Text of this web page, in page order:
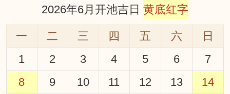
2026年6月开池吉日 黄底红字
一 二 三 四 五 六
日
1
2 3 4 5 6
7
8
9 10 11 12 13
14